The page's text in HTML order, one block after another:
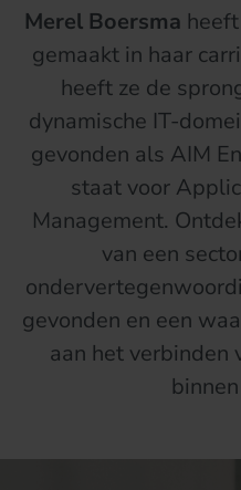
Merel Boersma
gemaakt in haar
heeft ze de
dynamische IT-
gevonden als AIM
staat voor
Management.
van een
gevonden en een
aan het verbinden